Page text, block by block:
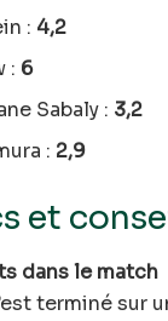
: 4,2
: 6
Sabaly : 3,2
: 2,9
et
dans le match
terminé sur